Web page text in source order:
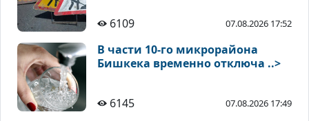
6109 07.08.2026 17:52
В части 10-го микрорайона
Бишкека временно отключа ..>
6145 07.08.2026 17:49